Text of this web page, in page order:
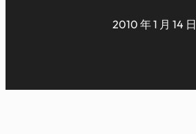
2010 年 1 月 14 日